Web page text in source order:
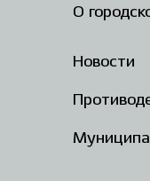
О
Новости